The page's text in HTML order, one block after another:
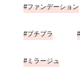
ファンデーション
プチプラ
ミラージュ